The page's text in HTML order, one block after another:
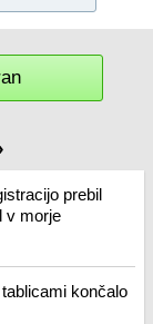
prebil
v morje
končalo